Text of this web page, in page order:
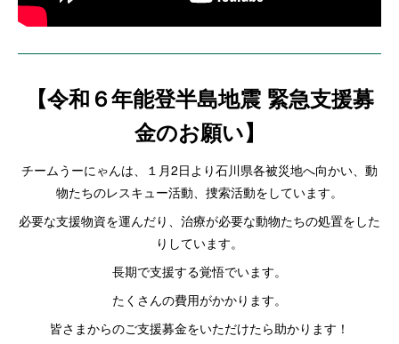
【令和６年能登半島地震 緊急支援募
金のお願い】
チームうーにゃんは、１月2日より石川県各被災地へ向かい、動
物たちのレスキュー活動、捜索活動をしています。
必要な支援物資を運んだり、治療が必要な動物たちの処置をした
りしています。
長期で支援する覚悟でいます。
たくさんの費用がかかります。
皆さまからのご支援募金をいただけたら助かります！